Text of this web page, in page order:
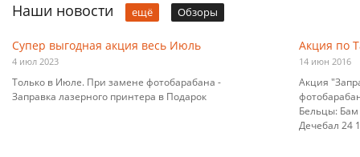
Наши новости ещё Обзоры
Супер выгодная акция весь Июль
4 июл 2023
Только в Июле. При замене фотобарабана -
Заправка лазерного принтера в Подарок
Акция по
14 июн 2016
Акция
Бельцы: Бам
Дечебал 24